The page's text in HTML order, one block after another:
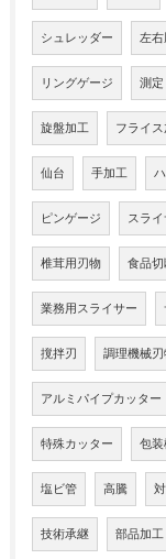
シュレッダー 左右
リングゲージ 測定
旋盤加工 フライス
仙台 手加工
ピンゲージ スラ
椎茸用刃物 食品
業務用スライサー
撹拌刃 調理機械刃
アルミパイプカッター
特殊カッター 包装
塩ビ管 高騰
技術承継 部品加工